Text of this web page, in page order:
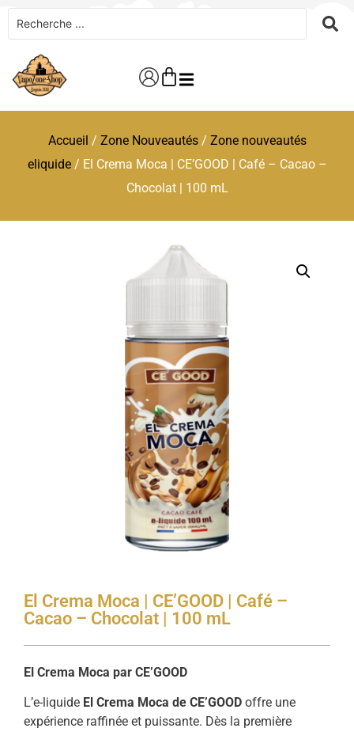
Accueil / Zone Nouveautés/ Zone nouveautés
eliquide/ El Crema Moca | CE’GOOD | Café – Cacao –
Chocolat | 100 mL
El Crema Moca | CE’GOOD | Café –
Cacao – Chocolat | 100 mL
El Crema Moca par CE’GOOD
L’e-liquide El Crema Moca de CE’GOOD offre une
expérience raffinée et puissante. Dès la première